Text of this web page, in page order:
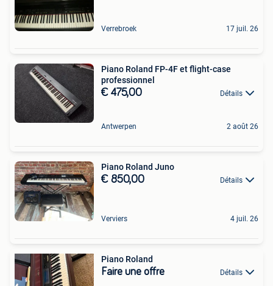
Verrebroek 17 juil. 26
Piano Roland FP-4F et flight-case
professionnel
€ 475,00 Détails
Antwerpen 2 août 26
Piano Roland Juno
€ 850,00 Détails
Verviers 4 juil. 26
Piano Roland
Faire une offre Détails